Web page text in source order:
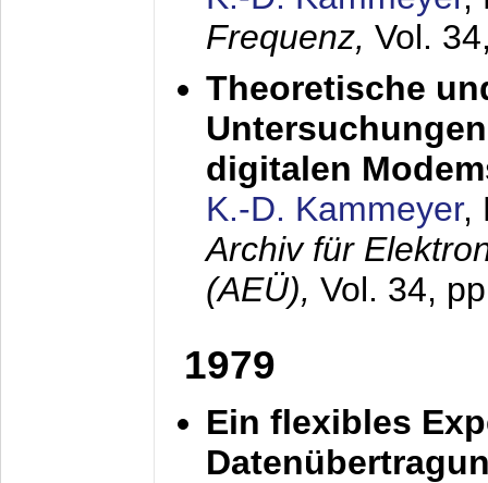
Frequenz, Vol.
Theoretische
digitalen
K.-D. Kammeyer,
Archiv für
(AEÜ), Vol. 34,
1979
Ein flexibles